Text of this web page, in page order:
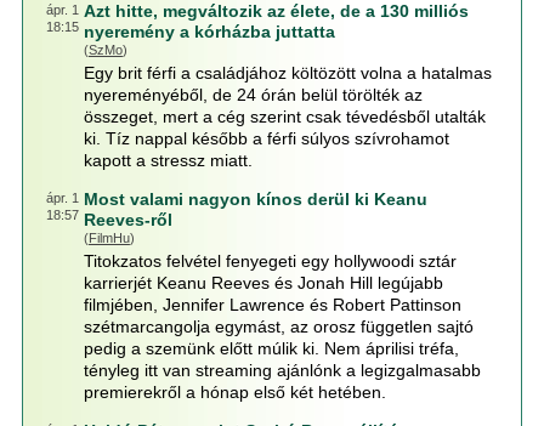
ápr. 1
18:15
Azt hitte, megváltozik az élete, de a 130 milliós
nyeremény a kórházba juttatta
(SzMo)
Egy brit férfi a családjához költözött volna a hatalmas
nyereményéből, de 24 órán belül törölték az
összeget, mert a cég szerint csak tévedésből utalták
ki. Tíz nappal később a férfi súlyos szívrohamot
kapott a stressz miatt.
ápr. 1
18:57
Most valami nagyon kínos derül ki Keanu
Reeves-ről
(FilmHu)
Titokzatos felvétel fenyegeti egy hollywoodi sztár
karrierjét Keanu Reeves és Jonah Hill legújabb
filmjében, Jennifer Lawrence és Robert Pattinson
szétmarcangolja egymást, az orosz független sajtó
pedig a szemünk előtt múlik ki. Nem áprilisi tréfa,
tényleg itt van streaming ajánlónk a legizgalmasabb
premierekről a hónap első két hetében.